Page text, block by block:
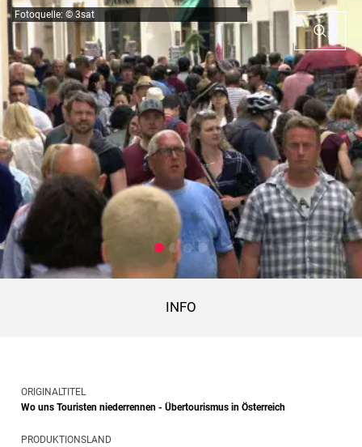
Fotoquelle: © 3sat
INFO
ORIGINALTITEL
Wo uns Touristen niederrennen - Übertourismus in Österreich
PRODUKTIONSLAND